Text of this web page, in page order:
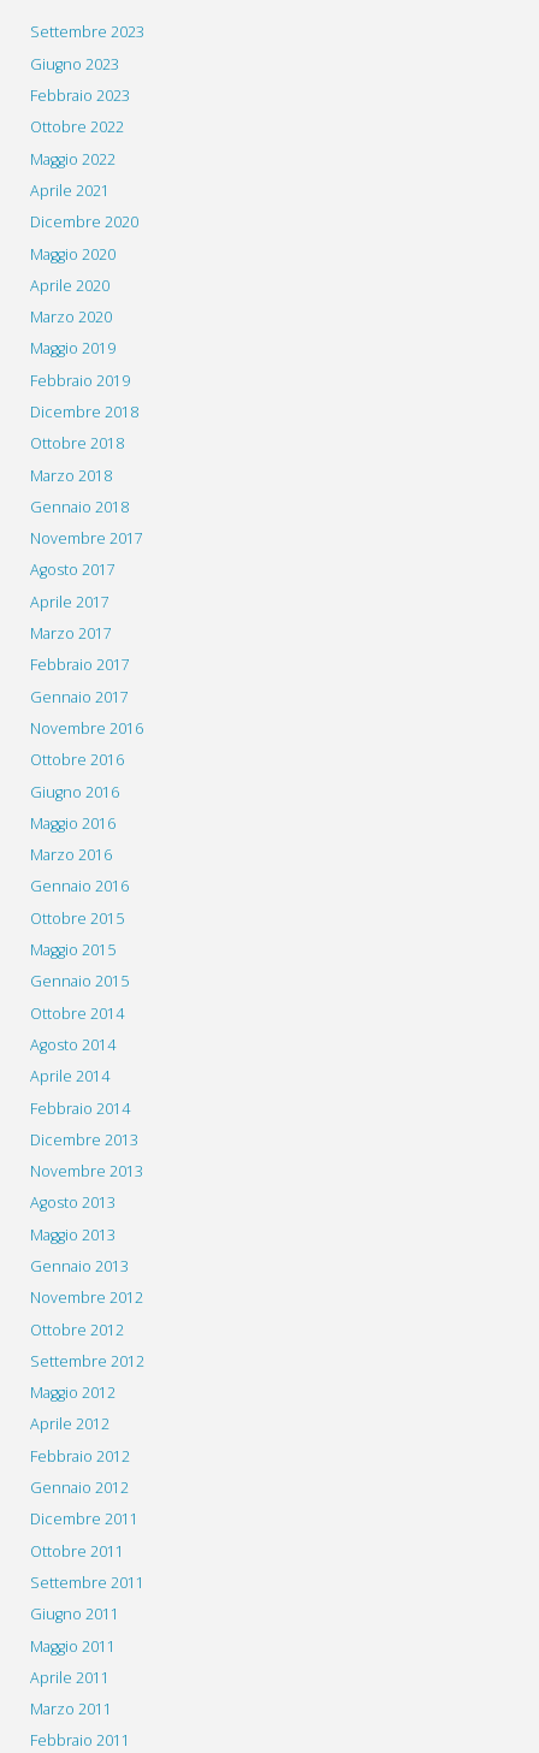
Settembre 2023
Giugno 2023
Febbraio 2023
Ottobre 2022
Maggio 2022
Aprile 2021
Dicembre 2020
Maggio 2020
Aprile 2020
Marzo 2020
Maggio 2019
Febbraio 2019
Dicembre 2018
Ottobre 2018
Marzo 2018
Gennaio 2018
Novembre 2017
Agosto 2017
Aprile 2017
Marzo 2017
Febbraio 2017
Gennaio 2017
Novembre 2016
Ottobre 2016
Giugno 2016
Maggio 2016
Marzo 2016
Gennaio 2016
Ottobre 2015
Maggio 2015
Gennaio 2015
Ottobre 2014
Agosto 2014
Aprile 2014
Febbraio 2014
Dicembre 2013
Novembre 2013
Agosto 2013
Maggio 2013
Gennaio 2013
Novembre 2012
Ottobre 2012
Settembre 2012
Maggio 2012
Aprile 2012
Febbraio 2012
Gennaio 2012
Dicembre 2011
Ottobre 2011
Settembre 2011
Giugno 2011
Maggio 2011
Aprile 2011
Marzo 2011
Febbraio 2011